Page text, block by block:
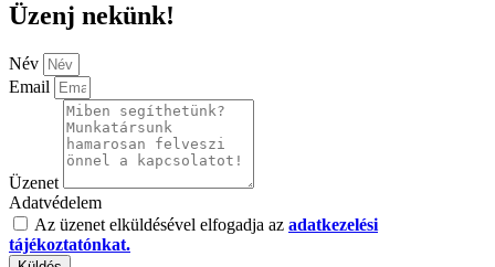
Üzenj nekünk!
Név
Email
Üzenet
Adatvédelem
Az üzenet elküldésével elfogadja az adatkezelési
tájékoztatónkat.